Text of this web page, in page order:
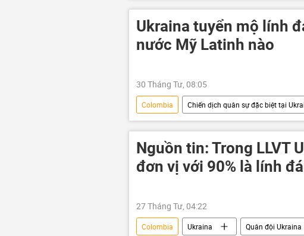
Nga
xung đột quân
lực lượng vũ trang
Ukraina tuyển mộ lính
nước Mỹ Latinh nào
30 Tháng Tư, 08:05
Colombia Chiến dịch quân sự đặc biệt tại
Quân sự
Mỹ Latinh Venezuela
Nguồn tin: Trong LLVT
đơn vị với 90% là lính
27 Tháng Tư, 04:22
Colombia Ukraina Quân đội Ukraina